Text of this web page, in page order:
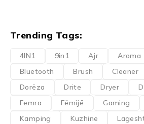
Trending Tags:
4IN1 9in1 Ajr Aroma
Bluetooth
Brush Cleaner
Dorëza
Drite Dryer
Femra
Fëmijë Gaming
Kamping
Kuzhine